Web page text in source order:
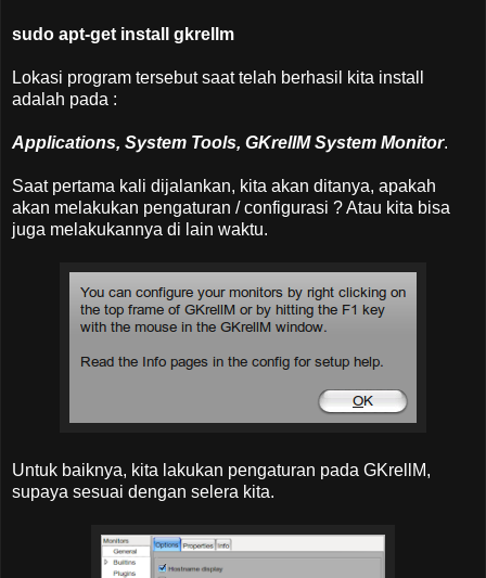
sudo apt-get install gkrellm
Lokasi program tersebut saat telah berhasil kita install
adalah pada :
Applications, System Tools, GKrellM System Monitor.
Saat pertama kali dijalankan, kita akan ditanya, apakah
akan melakukan pengaturan / configurasi ? Atau kita bisa
juga melakukannya di lain waktu.
Untuk baiknya, kita lakukan pengaturan pada GKrellM,
supaya sesuai dengan selera kita.